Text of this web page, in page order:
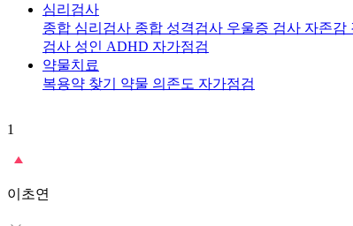
심리검사
종합 심리검사 종합 성격검사 우울증 검사 자존감
검사 성인 ADHD 자가점검
약물치료
복용약 찾기 약물 의존도 자가점검
1
이초연